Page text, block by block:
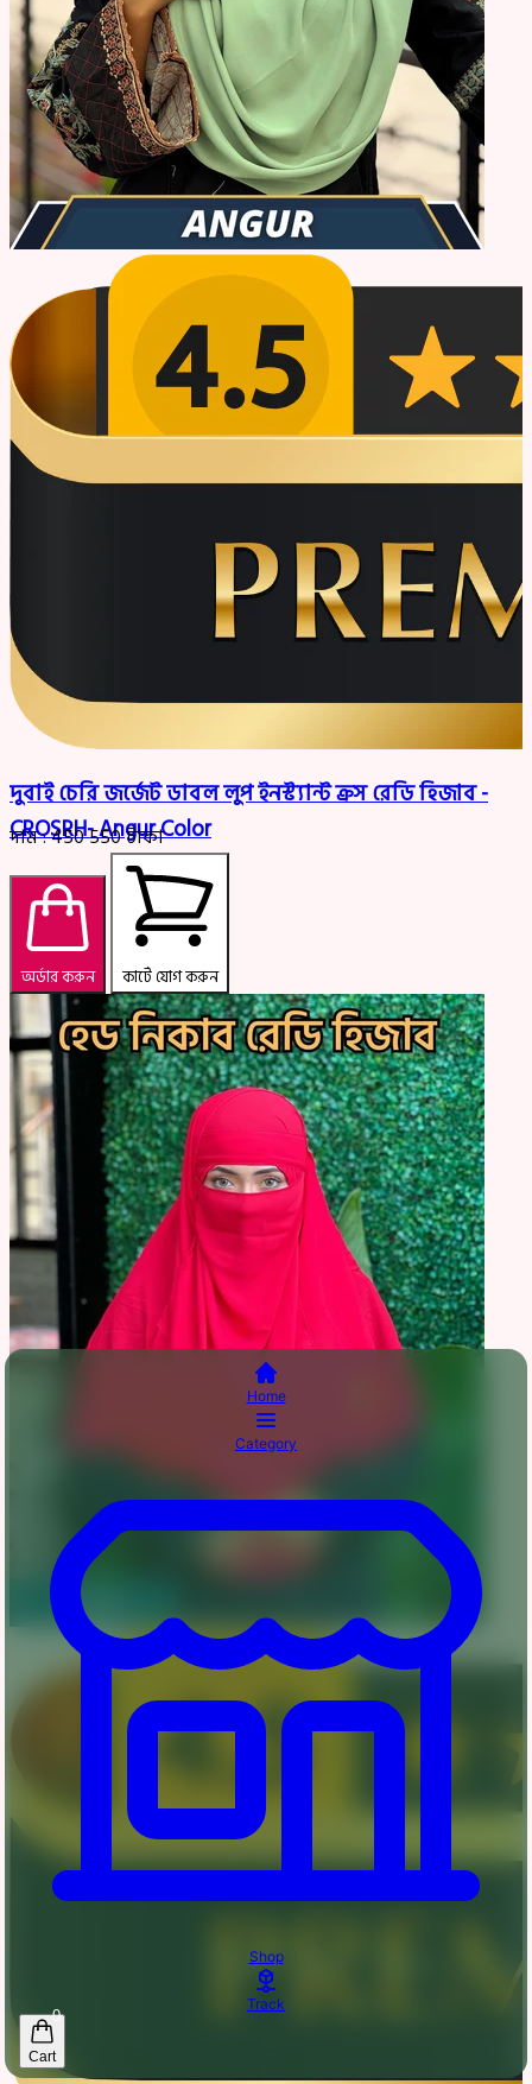
দুবাই চেরি জর্জেট ডাবল লুপ ইনস্ট্যান্ট ক্রস রেডি হিজাব -
CROSRH- Angur Color
দাম :450550টাকা
অর্ডার করুন কার্টে যোগ করুন
Home
Category
Shop
Track
0
Cart